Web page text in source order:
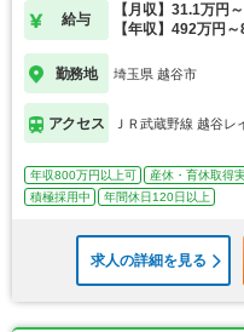
給与
【月収】31.1万円
【年収】492万円
勤務地 埼玉県 越谷市
アクセス ＪＲ武蔵野線 越谷レ
年収800万円以上可 産休・育休取得
積極採用中
年間休日120日以上
求人の詳細を見る